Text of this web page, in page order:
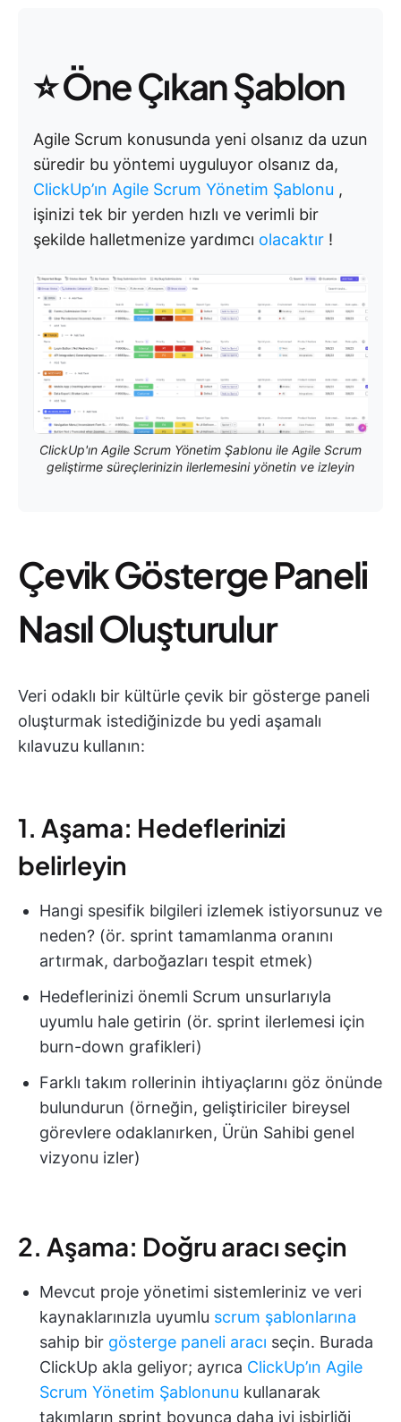
⭐Öne Çıkan Şablon
Agile Scrum konusunda yeni olsanız da uzun
süredir bu yöntemi uyguluyor olsanız da,
ClickUp’ın Agile Scrum Yönetim Şablonu ,
işinizi tek bir yerden hızlı ve verimli bir
şekilde halletmenize yardımcı olacaktır !
ClickUp'ın Agile Scrum Yönetim Şablonu ile Agile Scrum
geliştirme süreçlerinizin ilerlemesini yönetin ve izleyin
Çevik Gösterge Paneli
Nasıl Oluşturulur
Veri odaklı bir kültürle çevik bir gösterge paneli
oluşturmak istediğinizde bu yedi aşamalı
kılavuzu kullanın:
1. Aşama: Hedeflerinizi
belirleyin
Hangi spesifik bilgileri izlemek istiyorsunuz ve
neden? (ör. sprint tamamlanma oranını
artırmak, darboğazları tespit etmek)
Hedeflerinizi önemli Scrum unsurlarıyla
uyumlu hale getirin (ör. sprint ilerlemesi için
burn-down grafikleri)
Farklı takım rollerinin ihtiyaçlarını göz önünde
bulundurun (örneğin, geliştiriciler bireysel
görevlere odaklanırken, Ürün Sahibi genel
vizyonu izler)
2. Aşama: Doğru aracı seçin
Mevcut proje yönetimi sistemleriniz ve veri
kaynaklarınızla uyumlu scrum şablonlarına
sahip bir gösterge paneli aracı seçin. Burada
ClickUp akla geliyor; ayrıca ClickUp’ın Agile
Scrum Yönetim Şablonunu kullanarak
takımların sprint boyunca daha iyi işbirliği